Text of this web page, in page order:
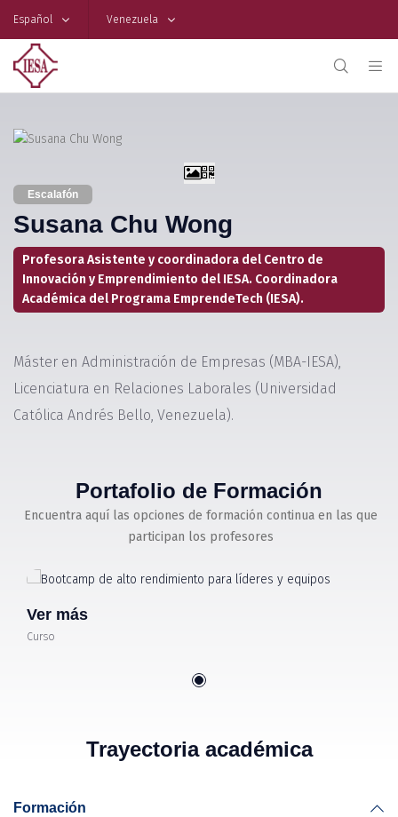
Español Venezuela
Escalafón
Susana Chu Wong
Profesora Asistente y coordinadora del Centro de
Innovación y Emprendimiento del IESA. Coordinadora
Académica del Programa EmprendeTech (IESA).
Máster en Administración de Empresas (MBA-IESA),
Licenciatura en Relaciones Laborales (Universidad
Católica Andrés Bello, Venezuela).
Portafolio de Formación
Encuentra aquí las opciones de formación continua en las que
participan los profesores
Ver más
Curso
Trayectoria académica
Formación